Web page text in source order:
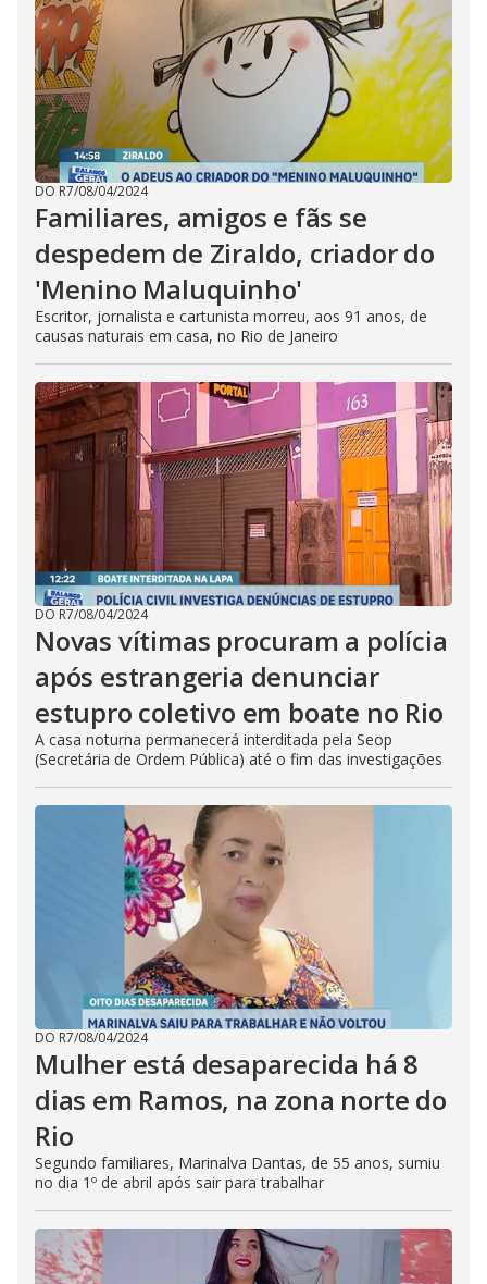
DO R7/08/04/2024
Familiares, amigos e fãs se
despedem de Ziraldo, criador do
'Menino Maluquinho'
Escritor, jornalista e cartunista morreu, aos 91 anos, de
causas naturais em casa, no Rio de Janeiro
DO R7/08/04/2024
Novas vítimas procuram a polícia
após estrangeria denunciar
estupro coletivo em boate no Rio
A casa noturna permanecerá interditada pela Seop
(Secretária de Ordem Pública) até o fim das investigações
DO R7/08/04/2024
Mulher está desaparecida há 8
dias em Ramos, na zona norte do
Rio
Segundo familiares, Marinalva Dantas, de 55 anos, sumiu
no dia 1º de abril após sair para trabalhar